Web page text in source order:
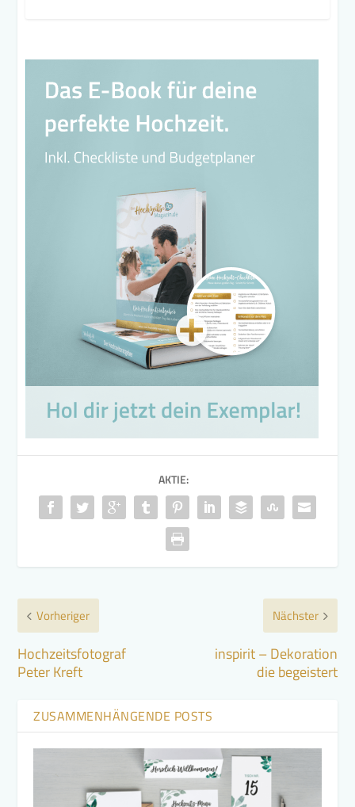
AKTIE:
Vorheriger
Hochzeitsfotograf
Peter Kreft
Nächster
inspirit – Dekoration
die begeistert
ZUSAMMENHÄNGENDE POSTS